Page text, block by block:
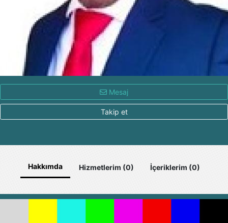
Mesaj
Takip et
Hakkımda Hizmetlerim (0) İçeriklerim (0)